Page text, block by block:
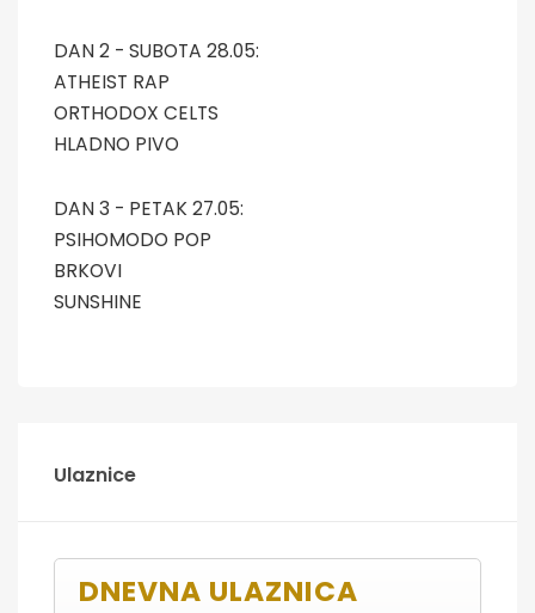
DAN 2 - SUBOTA 28.05:
ATHEIST RAP
ORTHODOX CELTS
HLADNO PIVO
DAN 3 - PETAK 27.05:
PSIHOMODO POP
BRKOVI
SUNSHINE
Ulaznice
DNEVNA ULAZNICA